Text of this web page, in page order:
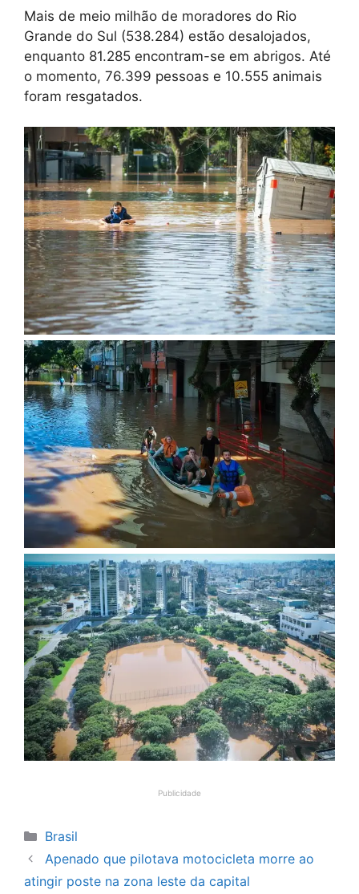
Mais de meio milhão de moradores do Rio
Grande do Sul (538.284) estão desalojados,
enquanto 81.285 encontram-se em abrigos. Até
o momento, 76.399 pessoas e 10.555 animais
foram resgatados.
Publicidade
Categorias
Brasil
Apenado que pilotava motocicleta morre ao
atingir poste na zona leste da capital